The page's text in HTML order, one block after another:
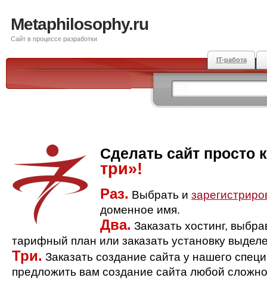
Metaphilosophy.ru
Сайт в процессе разработки
IT-работа
Сделать сайт просто
три»!
Раз. Выбрать и
доменное имя.
Два. Заказать хостинг,
тарифный план или заказать установку
Три. Заказать создание сайта у нашего
предложить вам создание сайта любой